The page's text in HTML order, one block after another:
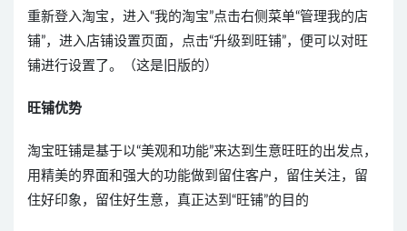
重新登入淘宝，进入“我的淘宝”点击右侧菜单“管理我的店
铺”，进入店铺设置页面，点击“升级到旺铺”，便可以对旺
铺进行设置了。（这是旧版的）
旺铺优势
淘宝旺铺是基于以“美观和功能”来达到生意旺旺的出发点，
用精美的界面和强大的功能做到留住客户，留住关注，留
住好印象，留住好生意，真正达到“旺铺”的目的